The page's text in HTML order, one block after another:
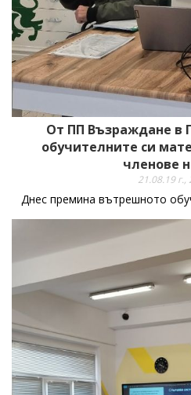
От ПП Възраждане в
обучителните си
членове
21.08.19 г.,
Днес премина вътрешното